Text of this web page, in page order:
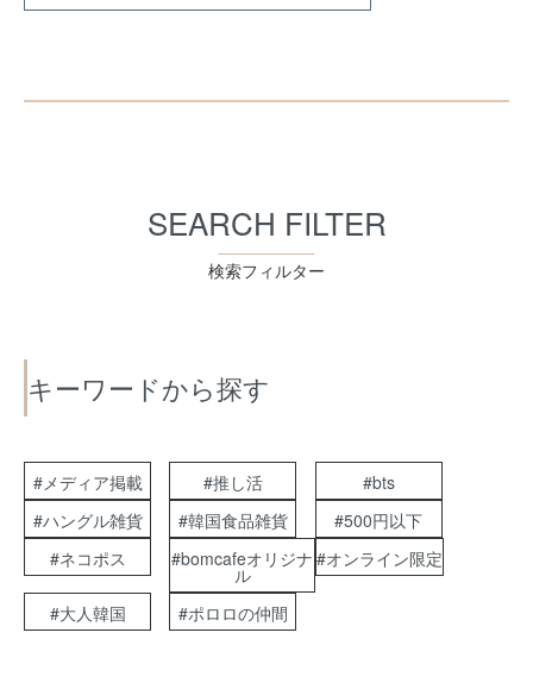
SEARCH FILTER
検索フィルター
キーワードから探す
#メディア掲載 #推し活
#bts
#ハングル雑貨
#韓国食品雑貨
#500円以下
#ネコポス
#bomcafeオリジナ
ル
#オンライン限定
#大人韓国 #ポロロの仲間